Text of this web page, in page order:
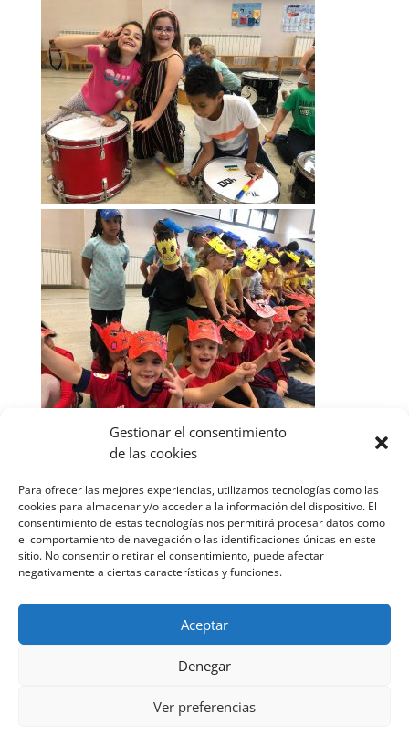
Gestionar el consentimiento
de las cookies
Para ofrecer las mejores experiencias, utilizamos tecnologías como las
cookies para almacenar y/o acceder a la información del dispositivo. El
consentimiento de estas tecnologías nos permitirá procesar datos como
el comportamiento de navegación o las identificaciones únicas en este
sitio. No consentir o retirar el consentimiento, puede afectar
negativamente a ciertas características y funciones.
Aceptar
Denegar
Ver preferencias